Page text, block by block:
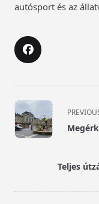
autósport és az
<span
class="nav-
subtitle
Teljes